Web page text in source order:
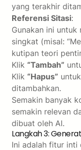
yang terakhir
Referensi Sitasi:
Gunakan ini
singkat (misal:
kutipan teori
Klik “Tambah”
Klik “Hapus”
ditambahkan.
Semakin banyak
semakin relevan
dibuat oleh AI.
Langkah 3:
Ini adalah fitur inti